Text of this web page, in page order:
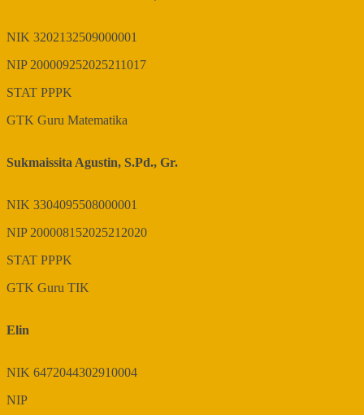
NIK 3202132509000001
NIP 200009252025211017
STAT PPPK
GTK Guru Matematika
Sukmaissita Agustin, S.Pd., Gr.
NIK 3304095508000001
NIP 200008152025212020
STAT PPPK
GTK Guru TIK
Elin
NIK 6472044302910004
NIP